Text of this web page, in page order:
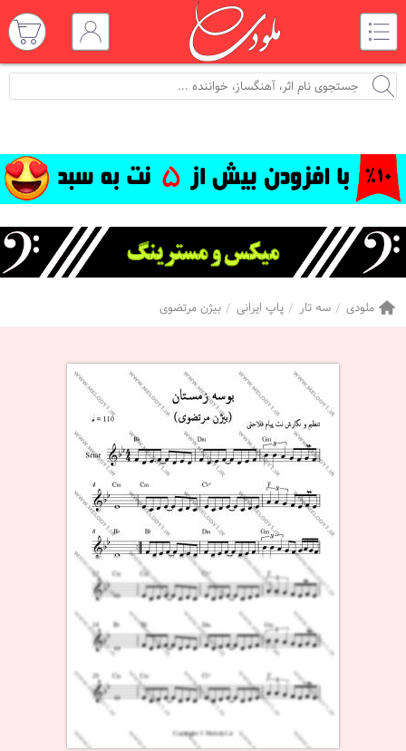
ملودی سه تار پاپ ایرانی بیژن مرتضوی